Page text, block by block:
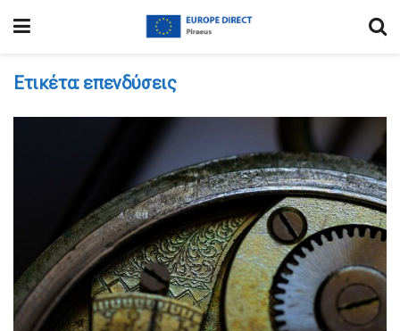
Ετικέτα: επενδύσεις